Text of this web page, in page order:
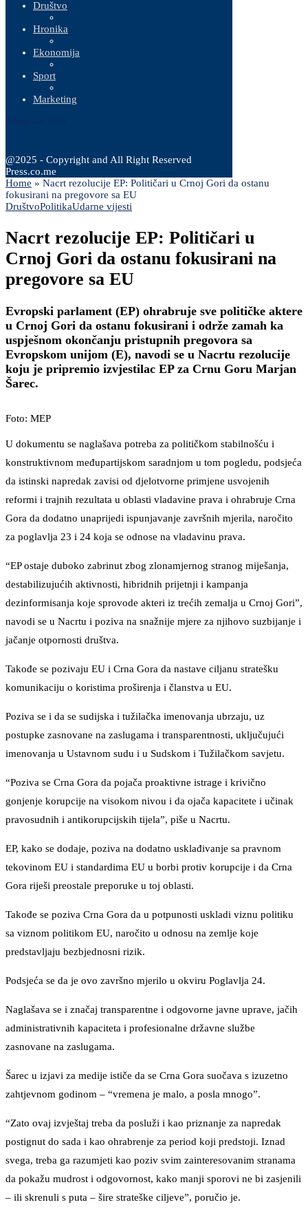
Društvo
Hronika
Ekonomija
Sport
Marketing
@2025 - Copyright and All Right Reserved
Press.co.me
Home » Nacrt rezolucije EP: Političari u Crnoj Gori da ostanu
fokusirani na pregovore sa EU
DruštvoPolitikaUdarne vijesti
Nacrt rezolucije EP: Političari u
Crnoj Gori da ostanu fokusirani na
pregovore sa EU
Evropski parlament (EP) ohrabruje sve političke aktere
u Crnoj Gori da ostanu fokusirani i održe zamah ka
uspješnom okončanju pristupnih pregovora sa
Evropskom unijom (E), navodi se u Nacrtu rezolucije
koju je pripremio izvjestilac EP za Crnu Goru Marjan
Šarec.
Foto: MEP
U dokumentu se naglašava potreba za političkom stabilnošću i
konstruktivnom međupartijskom saradnjom u tom pogledu, podsjeća
da istinski napredak zavisi od djelotvorne primjene usvojenih
reformi i trajnih rezultata u oblasti vladavine prava i ohrabruje Crna
Gora da dodatno unaprijedi ispunjavanje završnih mjerila, naročito
za poglavlja 23 i 24 koja se odnose na vladavinu prava.
“EP ostaje duboko zabrinut zbog zlonamjernog stranog miješanja,
destabilizujućih aktivnosti, hibridnih prijetnji i kampanja
dezinformisanja koje sprovode akteri iz trećih zemalja u Crnoj Gori”,
navodi se u Nacrtu i poziva na snažnije mjere za njihovo suzbijanje i
jačanje otpornosti društva.
Takođe se pozivaju EU i Crna Gora da nastave ciljanu stratešku
komunikaciju o koristima proširenja i članstva u EU.
Poziva se i da se sudijska i tužilačka imenovanja ubrzaju, uz
postupke zasnovane na zaslugama i transparentnosti, uključujući
imenovanja u Ustavnom sudu i u Sudskom i Tužilačkom savjetu.
“Poziva se Crna Gora da pojača proaktivne istrage i krivično
gonjenje korupcije na visokom nivou i da ojača kapacitete i učinak
pravosudnih i antikorupcijskih tijela”, piše u Nacrtu.
EP, kako se dodaje, poziva na dodatno usklađivanje sa pravnom
tekovinom EU i standardima EU u borbi protiv korupcije i da Crna
Gora riješi preostale preporuke u toj oblasti.
Takođe se poziva Crna Gora da u potpunosti uskladi viznu politiku
sa viznom politikom EU, naročito u odnosu na zemlje koje
predstavljaju bezbjednosni rizik.
Podsjeća se da je ovo završno mjerilo u okviru Poglavlja 24.
Naglašava se i značaj transparentne i odgovorne javne uprave, jačih
administrativnih kapaciteta i profesionalne državne službe
zasnovane na zaslugama.
Šarec u izjavi za medije ističe da se Crna Gora suočava s izuzetno
zahtjevnom godinom – “vremena je malo, a posla mnogo”.
“Zato ovaj izvještaj treba da posluži i kao priznanje za napredak
postignut do sada i kao ohrabrenje za period koji predstoji. Iznad
svega, treba ga razumjeti kao poziv svim zainteresovanim stranama
da pokažu mudrost i odgovornost, kako manji sporovi ne bi zasjenili
– ili skrenuli s puta – šire strateške ciljeve”, poručio je.